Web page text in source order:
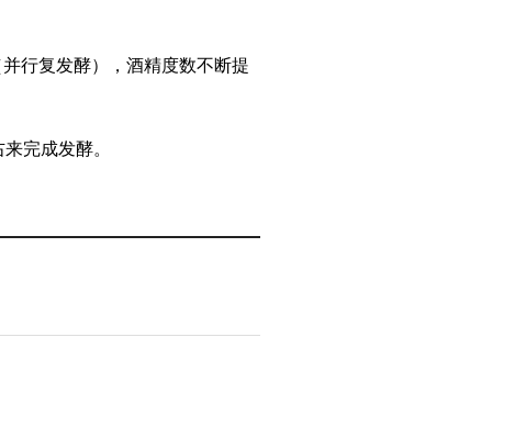
行复发酵），酒精度数不断提
完成发酵。